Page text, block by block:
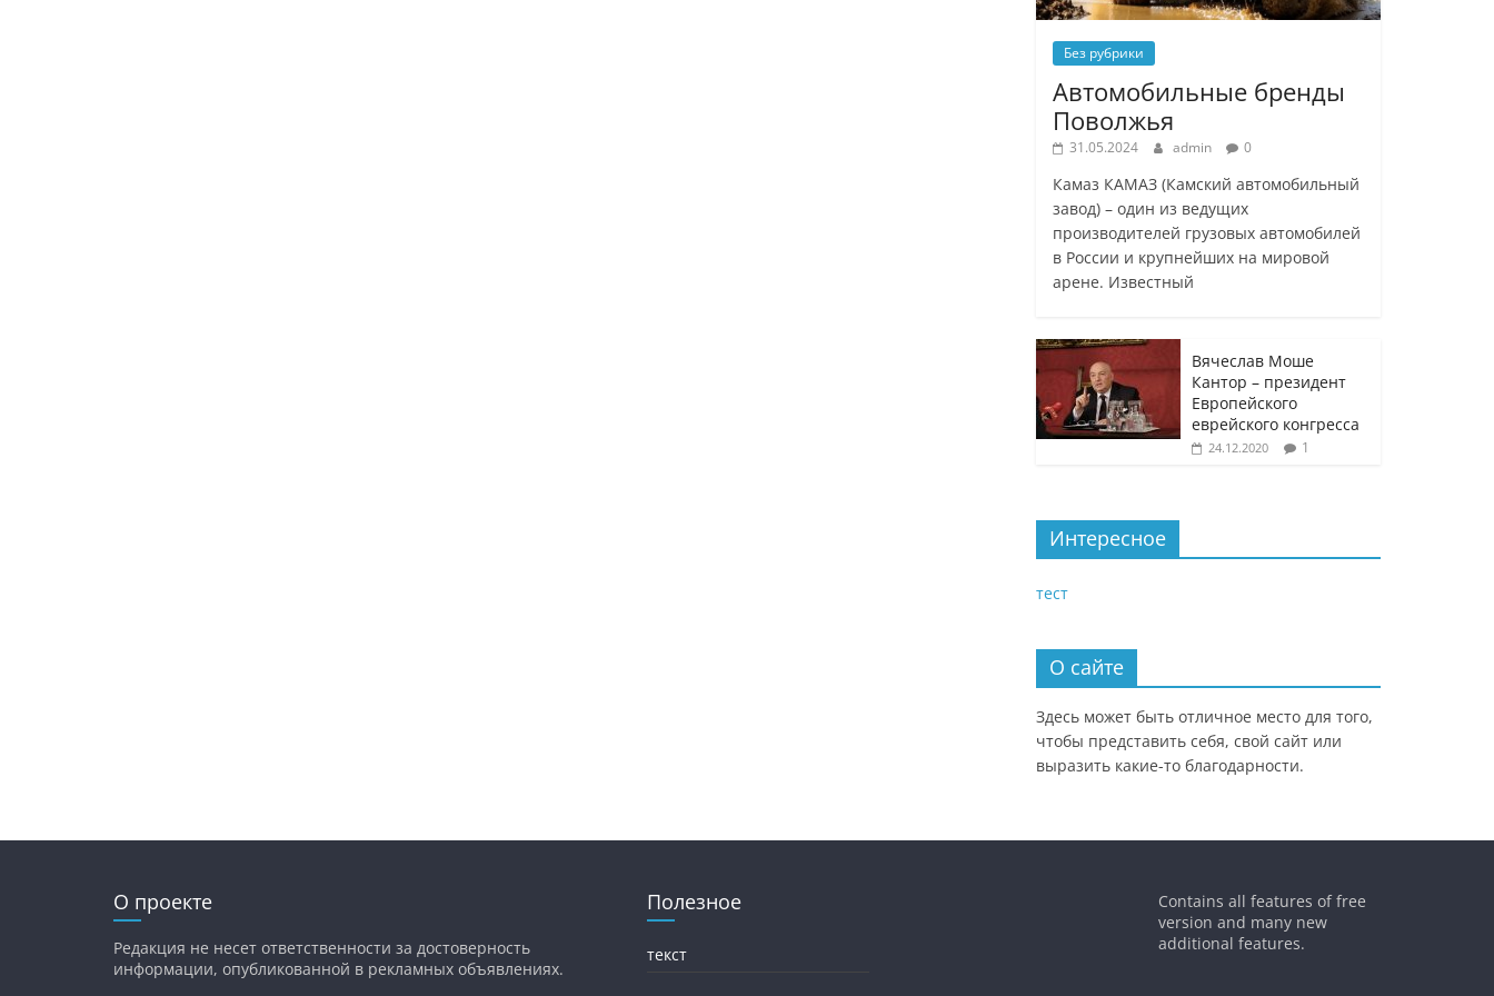
Без рубрики
Автомобильные бренды
Поволжья
31.05.2024 admin 0
Камаз КАМАЗ (Камский автомобильный
завод) – один из ведущих
производителей грузовых автомобилей
в России и крупнейших на мировой
арене. Известный
Вячеслав Моше
Кантор – президент
Европейского
еврейского конгресса
24.12.2020 1
Интересное
тест
О сайте
Здесь может быть отличное место для того,
чтобы представить себя, свой сайт или
выразить какие-то благодарности.
О проекте
Редакция не несет ответственности за достоверность
информации, опубликованной в рекламных объявлениях.
Полезное
текст
Contains all features of free
version and many new
additional features.